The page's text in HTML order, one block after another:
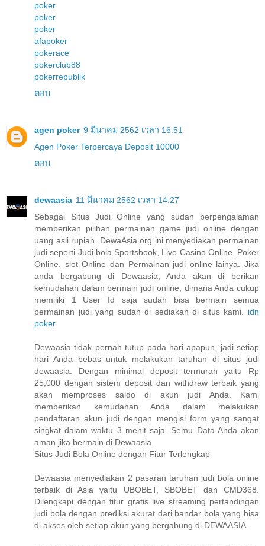
poker
poker
poker
afapoker
pokerace
pokerclub88
pokerrepublik
ตอบ
agen poker 9 มีนาคม 2562 เวลา 16:51
Agen Poker Terpercaya Deposit 10000
ตอบ
dewaasia 11 มีนาคม 2562 เวลา 14:27
Sebagai Situs Judi Online yang sudah berpengalaman
memberikan pilihan permainan game judi online dengan
uang asli rupiah. DewaAsia.org ini menyediakan permainan
judi seperti Judi bola Sportsbook, Live Casino Online, Poker
Online, slot Online dan Permainan judi online lainya. Jika
anda bergabung di Dewaasia, Anda akan di berikan
kemudahan dalam bermain judi online, dimana Anda cukup
memiliki 1 User Id saja sudah bisa bermain semua
permainan judi yang sudah di sediakan di situs kami. idn
poker
Dewaasia tidak pernah tutup pada hari apapun, jadi setiap
hari Anda bebas untuk melakukan taruhan di situs judi
dewaasia. Dengan minimal deposit termurah yaitu Rp
25,000 dengan sistem deposit dan withdraw terbaik yang
akan memproses saldo di akun judi Anda. Kami
memberikan kemudahan Anda dalam melakukan
pendaftaran akun judi dengan mengisi form yang sangat
singkat dalam waktu 3 menit saja. Semu Data Anda akan
aman jika bermain di Dewaasia.
Situs Judi Bola Online dengan Fitur Terlengkap
Dewaasia menyediakan 2 pasaran taruhan judi bola online
terbaik di Asia yaitu UBOBET, SBOBET dan CMD368.
Dilengkapi dengan fitur gratis live streaming pertandingan
judi bola dengan prediksi akurat dari bandar bola yang bisa
di akses oleh setiap akun yang bergabung di DEWAASIA.